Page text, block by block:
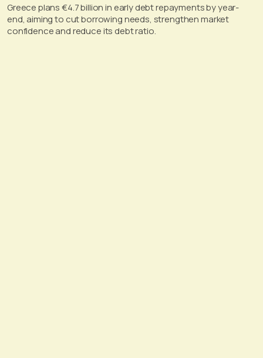
Greece plans €4.7 billion in early debt repayments by year-
end, aiming to cut borrowing needs, strengthen market
confidence and reduce its debt ratio.